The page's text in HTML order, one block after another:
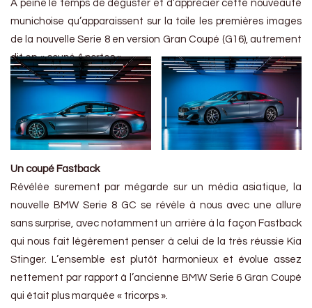
A peine le temps de déguster et d’apprécier cette nouveauté
munichoise qu’apparaissent sur la toile les premières images
de la nouvelle Serie 8 en version Gran Coupé (G16), autrement
dit en « coupé 4 portes ».
Un coupé Fastback
Révélée surement par mégarde sur un média asiatique, la
nouvelle BMW Serie 8 GC se révèle à nous avec une allure
sans surprise, avec notamment un arrière à la façon Fastback
qui nous fait légèrement penser à celui de la très réussie Kia
Stinger. L’ensemble est plutôt harmonieux et évolue assez
nettement par rapport à l’ancienne BMW Serie 6 Gran Coupé
qui était plus marquée « tricorps ».